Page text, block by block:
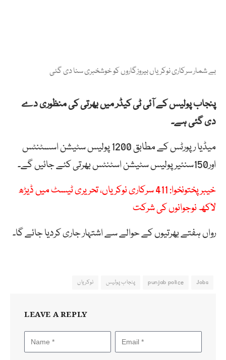
بے شمار سرکاری نوکریاں بیروزگاروں کو خوشخبری سنا دی گئی
پنجاب پولیس کے آئی ٹی کیڈر میں بھرتی کی منظوری دے
دی گئی ہے۔
میڈیا رپورٹس کے مطابق 1200 پولیس سٹیشن اسسٹنٹس
اور150سنئیر پولیس سٹیشن اسٹنٹس بھرتی کئے جائیں گے۔
خیبر پختونخوا: 411 سرکاری نوکریاں، تحریری ٹیسٹ میں ڈیڑھ
لاکھ نوجوانوں کی شرکت
رواں ہفتے بھرتیوں کے حوالے سے اشتہار جاری کردیا جائے گا۔
Jobs
punjab police پنجاب پولیس نوکریاں
LEAVE A REPLY